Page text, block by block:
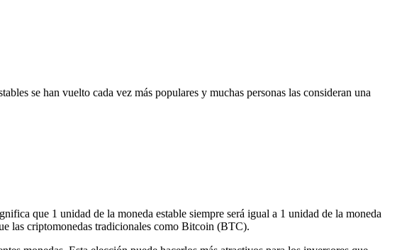
se han vuelto cada vez más populares y muchas personas las consideran una
que 1 unidad de la moneda estable siempre será igual a 1 unidad de la moneda
las criptomonedas tradicionales como Bitcoin (BTC).